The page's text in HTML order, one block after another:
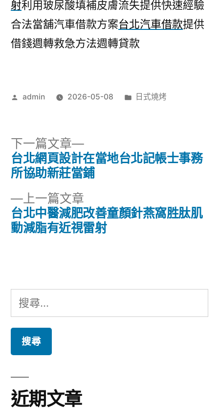
射利用玻尿酸填補皮膚流失提供快速經驗
合法當舖汽車借款方案台北汽車借款提供
借錢週轉救急方法週轉貸款
作
admin 2026-05-08
分
日式燒烤
文
導
覽
上一篇文章
一
篇
台北中醫減肥改善童顏針燕窩胜肽肌
動減脂有近視雷射
下一篇文章
下
一
篇
台北網頁設計在當地台北記帳士事務
所協助新莊當鋪
搜
尋
鍵
字:
近期文章